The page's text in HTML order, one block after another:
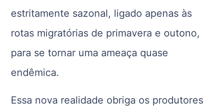
estritamente sazonal, ligado apenas às
rotas migratórias de primavera e outono,
para se tornar uma ameaça quase
endêmica.
Essa nova realidade obriga os produtores